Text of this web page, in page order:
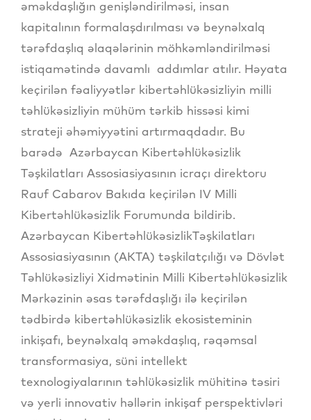
əməkdaşlığın genişləndirilməsi, insan
kapitalının formalaşdırılması və beynəlxalq
tərəfdaşlıq əlaqələrinin möhkəmləndirilməsi
istiqamətində davamlı addımlar atılır. Həyata
keçirilən fəaliyyətlər kibertəhlükəsizliyin milli
təhlükəsizliyin mühüm tərkib hissəsi kimi
strateji əhəmiyyətini artırmaqdadır. Bu
barədə Azərbaycan Kibertəhlükəsizlik
Təşkilatları Assosiasiyasının icraçı direktoru
Rauf Cabarov Bakıda keçirilən IV Milli
Kibertəhlükəsizlik Forumunda bildirib.
Azərbaycan KibertəhlükəsizlikTəşkilatları
Assosiasiyasının (AKTA) təşkilatçılığı və Dövlət
Təhlükəsizliyi Xidmətinin Milli Kibertəhlükəsizlik
Mərkəzinin əsas tərəfdaşlığı ilə keçirilən
tədbirdə kibertəhlükəsizlik ekosisteminin
inkişafı, beynəlxalq əməkdaşlıq, rəqəmsal
transformasiya, süni intellekt
texnologiyalarının təhlükəsizlik mühitinə təsiri
və yerli innovativ həllərin inkişaf perspektivləri